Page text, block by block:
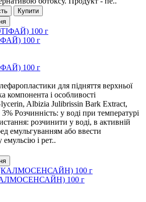
Купити
100 г
100 г
для підняття верхньої
компонента і особливості
Albizia Julibrissin Bark Extract,
Розчинність: у воді при температурі
розчинити у воді, в активній
емульгуванням або ввести
і рет..
100 г